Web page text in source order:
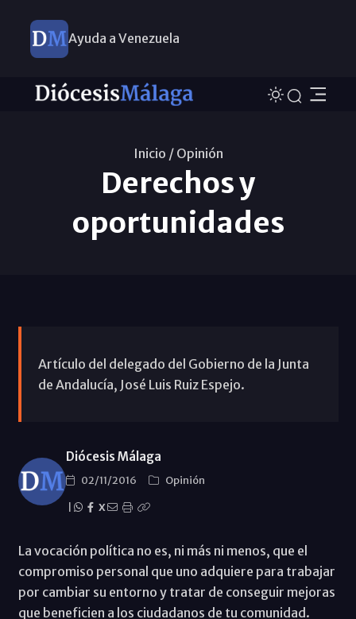
Ayuda a Venezuela
Inicio / Opinión
Derechos y
oportunidades
Artículo del delegado del Gobierno de la Junta
de Andalucía, José Luis Ruiz Espejo.
Diócesis Málaga
02/11/2016
Opinión
X
La vocación política no es, ni más ni menos, que el
compromiso personal que uno adquiere para trabajar
por cambiar su entorno y tratar de conseguir mejoras
que beneficien a los ciudadanos de tu comunidad.